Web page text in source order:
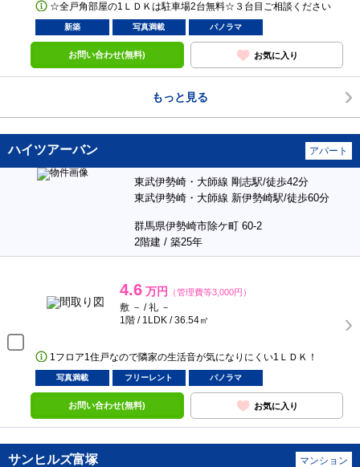
☆全戸角部屋の1ＬＤＫは駐車場2台無料☆３台目ご相談ください
新築 写真満載 パノラマ
お問い合わせ(無料) お気に入り
もっと見る
ハイツアーバン アパート
東武伊勢崎・大師線 剛志駅/徒歩42分
東武伊勢崎・大師線 新伊勢崎駅/徒歩60分
群馬県伊勢崎市除ケ町 60-2
2階建 / 築25年
4.6 万円 （管理費等3,000円）
敷 － / 礼 －
1階 / 1LDK / 36.54㎡
1フロア1住戸なので隣家の生活音が気になりにくい1ＬＤＫ！
写真満載 フリーレント パノラマ
お問い合わせ(無料) お気に入り
サンヒルズ富塚 マンション